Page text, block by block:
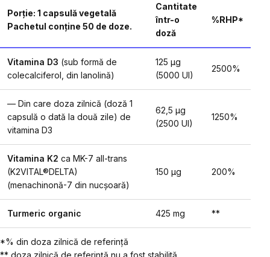
Porție: 1 capsulă vegetală
Pachetul conține 50 de doze.
Cantitate
într-o
doză
%RHP*
Vitamina D3 (sub formă de
colecalciferol, din lanolină)
125 µg
(5000 UI)
2500%
— Din care doza zilnică (doză 1
capsulă o dată la două zile) de
vitamina D3
62,5 µg
(2500 UI)
1250%
Vitamina K2 ca MK-7 all-trans
(K2VITAL®DELTA)
(menachinonă-7 din nucșoară)
150 µg 200%
Turmeric organic 425 mg **
*% din doza zilnică de referință
** doza zilnică de referință nu a fost stabilită